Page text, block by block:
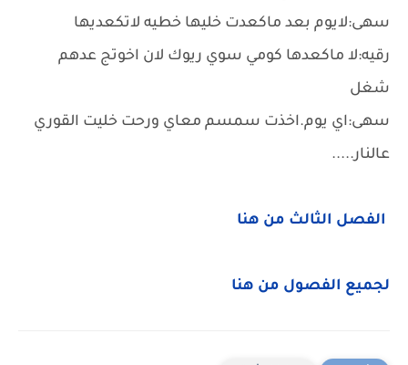
سهى:لايوم بعد ماكعدت خليها خطيه لاتكعديها
رقيه:لا ماكعدها كومي سوي ريوك لان اخوتج عدهم
شغل
سهى:اي يوم.اخذت سمسم معاي ورحت خليت القوري
عالنار.....
الفصل الثالث من هنا
لجميع الفصول من هنا